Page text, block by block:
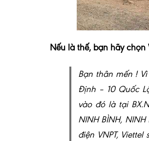
Nếu là thế, bạn hãy
Bạn thân mến !
Định – 10 Quốc
vào đó là tại
NINH BÌNH,
điện VNPT,